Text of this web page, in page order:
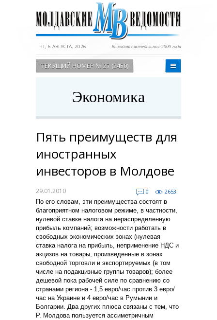
ЧТ, 6 АВГУСТА, 2026 Выходит еженедельно с 2000 года
ТЕКУЩИЙ НОМЕР № 27 (2450)
Экономика
Пять преимуществ для
иностранных
инвесторов в Молдове
29.01.2010 0
2653
По его словам, эти преимущества состоят в
благоприятном налоговом режиме, в частности,
нулевой ставке налога на нераспределенную
прибыль компаний; возможности работать в
свободных экономических зонах (нулевая
ставка налога на прибыль, неприменение НДС и
акцизов на товары, произведенные в зонах
свободной торговли и экспортируемых (в том
числе на подакцизные группы товаров); более
дешевой пока рабочей силе по сравнению со
странами региона - 1,5 евро/час против 3 евро/
час на Украине и 4 евро/час в Румынии и
Болгарии. Два других плюса связаны с тем, что
Р. Молдова пользуется ассиметричным